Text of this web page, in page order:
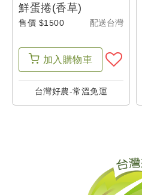
鮮蛋捲(香草)
售價 $1500 配送台灣
加入 購物車
台灣好農-常溫免運